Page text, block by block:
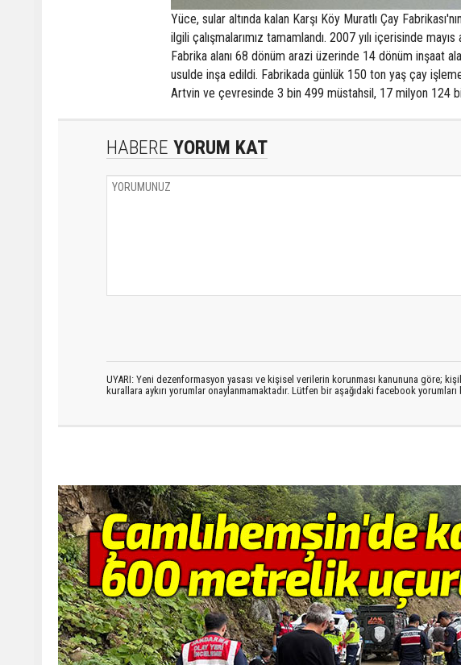
Yüce, sular altında kalan Karşı Köy Muratlı Çay
ilgili çalışmalarımız tamamlandı. 2007 yılı içerisinde
Fabrika alanı 68 dönüm arazi üzerinde 14 dönüm inşaat
usulde inşa edildi. Fabrikada günlük 150 ton yaş çay
Artvin ve çevresinde 3 bin 499 müstahsil, 17 milyon 124
HABERE YORUM KAT
UYARI: Yeni dezenformasyon yasası ve kişisel verilerin korunması kanununa göre;
kurallara aykırı yorumlar onaylanmamaktadır. Lütfen bir aşağıdaki facebook